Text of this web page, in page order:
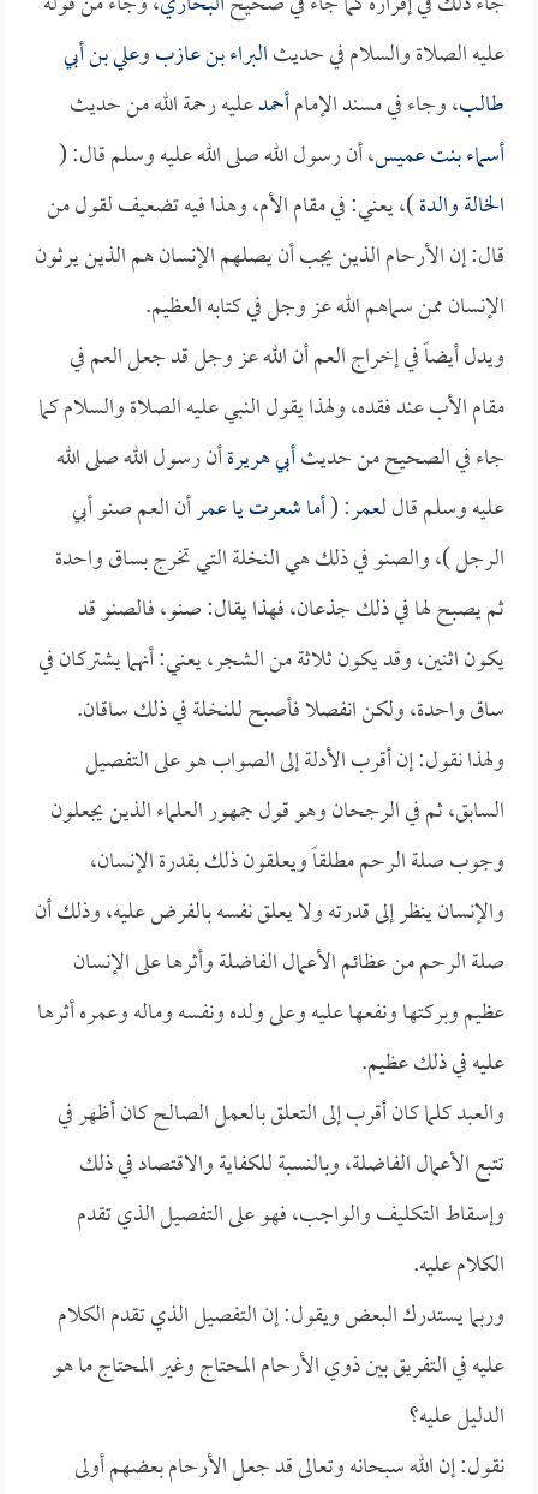
عليه الصلاة والسلام في حديثالبراء بن عازبوعلي بن أبي
طالب، وجاء في مسند الإمامأحمدعليه رحمة الله من حديث
أسماء بنت عميس، أن رسول الله صلى الله عليه وسلم قال: (
الخالة والدة)، يعني: في مقام الأم، وهذا فيه تضعيف لقول من
قال: إن الأرحام الذين يجب أن يصلهم الإنسان هم الذين يرثون
الإنسان ممن سماهم الله عز وجل في كتابه العظيم.
ويدل أيضاً في إخراج العم أن الله عز وجل قد جعل العم في
مقام الأب عند فقده، ولهذا يقول النبي عليه الصلاة والسلام كما
جاء في الصحيح من حديثأبي هريرةأن رسول الله صلى الله
عليه وسلم قال لعمر: (أما شعرت ياعمرأن العم صنو أبي
الرجل )، والصنو في ذلك هي النخلة التي تخرج بساق واحدة
ثم يصبح لها في ذلك جذعان، فهذا يقال: صنو، فالصنو قد
يكون اثنين، وقد يكون ثلاثة من الشجر، يعني: أنهما يشتركان في
ساق واحدة، ولكن انفصلا فأصبح للنخلة في ذلك ساقان.
ولهذا نقول: إن أقرب الأدلة إلى الصواب هو على التفصيل
السابق، ثم في الرجحان وهو قول جمهور العلماء الذين يجعلون
وجوب صلة الرحم مطلقاً ويعلقون ذلك بقدرة الإنسان،
والإنسان ينظر إلى قدرته ولا يعلق نفسه بالفرض عليه، وذلك أن
صلة الرحم من عظائم الأعمال الفاضلة وأثرها على الإنسان
عظيم وبركتها ونفعها عليه وعلى ولده ونفسه وماله وعمره أثرها
عليه في ذلك عظيم.
والعبد كلما كان أقرب إلى التعلق بالعمل الصالح كان أظهر في
تتبع الأعمال الفاضلة، وبالنسبة للكفاية والاقتصاد في ذلك
وإسقاط التكليف والواجب، فهو على التفصيل الذي تقدم
الكلام عليه.
وربما يستدرك البعض ويقول: إن التفصيل الذي تقدم الكلام
عليه في التفريق بين ذوي الأرحام المحتاج وغير المحتاج ما هو
الدليل عليه؟
نقول: إن الله سبحانه وتعالى قد جعل الأرحام بعضهم أولى